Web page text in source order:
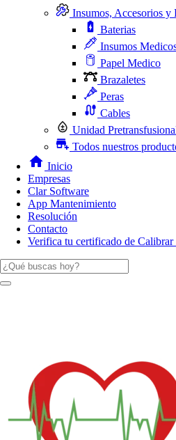
Insumos, Accesorios y
Baterias
Insumos
Papel Medico
Brazaletes
Peras
Cables
Unidad
Todos nuestros
Inicio
Empresas
Clar Software
App Mantenimiento
Resolución
Contacto
Verifica tu certificado de Calibrar